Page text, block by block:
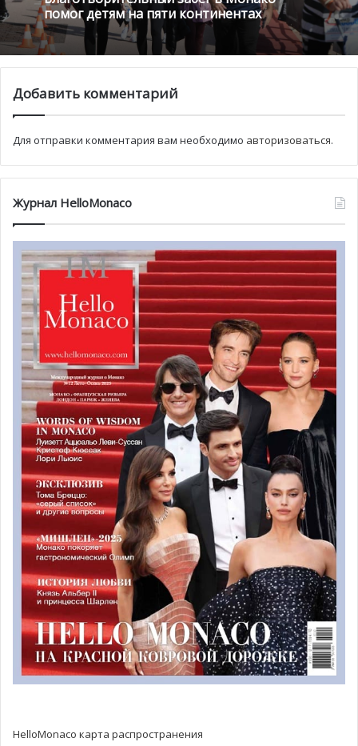
«Небольшие размеры — это наше преимущество.
Возможно, количество студентов расширится максимум
до 800 человек. В IUM 24 штатных и 100 внештатных
преподавателя». Ректор отметил, что выпускники IUM
становятся послами не только Университета, но и
съехалось на встречу в Монако из таких далеких мест,
как Бразилия, Япония и Россия. IUM является частью
все необходимые аккредитации. Обучение проходит на
английском языке. Личные впечатления от обучения в
IUM одного из наших авторов можно прочитатьздесь.
В прошлые выходные, за полтора месяца до
проведения Гран При в Монако, более 600 человек
участвовали в отборе и тренировкебудущих спасателей
гонок Формулы 1на территории Цирка в Фонвьейе.
Непременное требование ко всем претендентам —
безупречная физическая форма. Менее чем за 2 минуты
нужно преодолеть дистанцию в 250 метров —
перепрыгнуть через заграждение, пробежать слалом
между 6-ю шинами, пройти по бревну длиной в 4 метра
в 10 сантиметрах от земли, снова перепрыгнуть через
пробежать несколько метров с огнетушителем. Всё это
помог детям на пяти континентах
Добавить комментарий
Для отправки комментария вам необходимо авторизоваться.
Журнал HelloMonaco
HelloMonaco карта распространения